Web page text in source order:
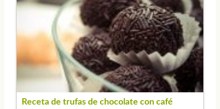
Receta de trufas de chocolate con café